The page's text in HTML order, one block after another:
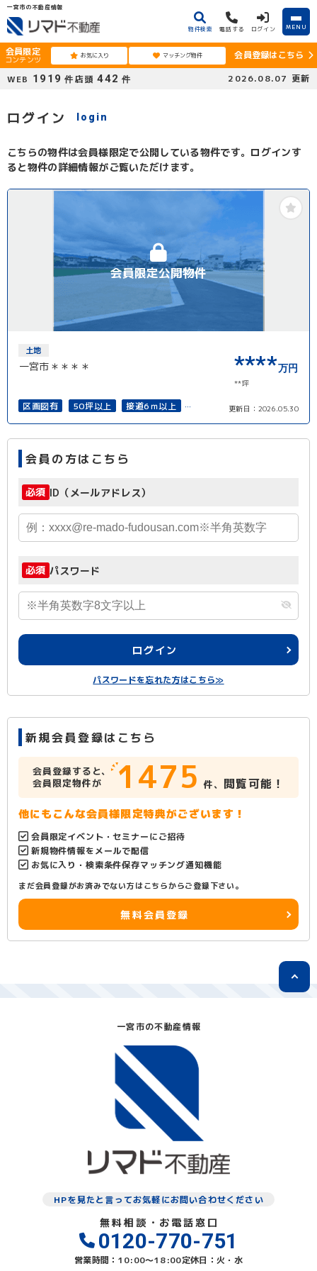
一宮市の不動産情報
物件検索 電話する ログイン MENU
会員限定
コンテンツ お気に入り マッチング物件
会員登録はこちら
WEB 1919 件 店頭 442 件 2026.08.07 更新
ログイン login
こちらの物件は会員様限定で公開している物件です。ログインす
ると物件の詳細情報がご覧いただけます。
会員限定公開物件
土地
一宮市＊＊＊＊ ****万円
**坪
区画図有 50坪以上
接道6ｍ以上
更新日： 2026.05.30
会員の方はこちら
必須 ID（メールアドレス）
必須 パスワード
ログイン
パスワードを忘れた方はこちら≫
新規会員登録はこちら
会員登録すると、
会員限定物件が
1475 件、 閲覧可能！
他にもこんな会員様限定特典がございます！
会員限定イベント・セミナーにご招待
新規物件情報をメールで配信
お気に入り・検索条件保存マッチング通知機能
まだ会員登録がお済みでない方はこちらからご登録下さい。
無料会員登録
一宮市の不動産情報
HPを見たと言ってお気軽にお問い合わせください
無料相談・お電話窓口
0120-770-751
営業時間：10:00〜18:00定休日：火・水